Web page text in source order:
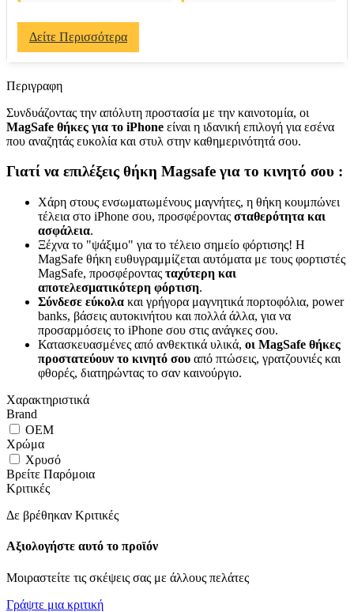
Δείτε Περισσότερα
Περιγραφη
Συνδυάζοντας την απόλυτη προστασία με την καινοτομία, οι
MagSafe θήκες για το iPhone είναι η ιδανική επιλογή για εσένα
που αναζητάς ευκολία και στυλ στην καθημερινότητά σου.
Γιατί να επιλέξεις θήκη Magsafe για το κινητό σου :
Χάρη στους ενσωματωμένους μαγνήτες, η θήκη κουμπώνει
τέλεια στο iPhone σου, προσφέροντας σταθερότητα και
ασφάλεια.
Ξέχνα το "ψάξιμο" για το τέλειο σημείο φόρτισης! Η
MagSafe θήκη ευθυγραμμίζεται αυτόματα με τους φορτιστές
MagSafe, προσφέροντας ταχύτερη και
αποτελεσματικότερη φόρτιση.
Σύνδεσε εύκολα και γρήγορα μαγνητικά πορτοφόλια, power
banks, βάσεις αυτοκινήτου και πολλά άλλα, για να
προσαρμόσεις το iPhone σου στις ανάγκες σου.
Κατασκευασμένες από ανθεκτικά υλικά, οι MagSafe θήκες
προστατεύουν το κινητό σου από πτώσεις, γρατζουνιές και
φθορές, διατηρώντας το σαν καινούργιο.
Χαρακτηριστικά
Brand
OEM
Χρώμα
Χρυσό
Βρείτε Παρόμοια
Κριτικές
Δε βρέθηκαν Κριτικές
Αξιολογήστε αυτό το προϊόν
Μοιραστείτε τις σκέψεις σας με άλλους πελάτες
Γράψτε μια κριτική